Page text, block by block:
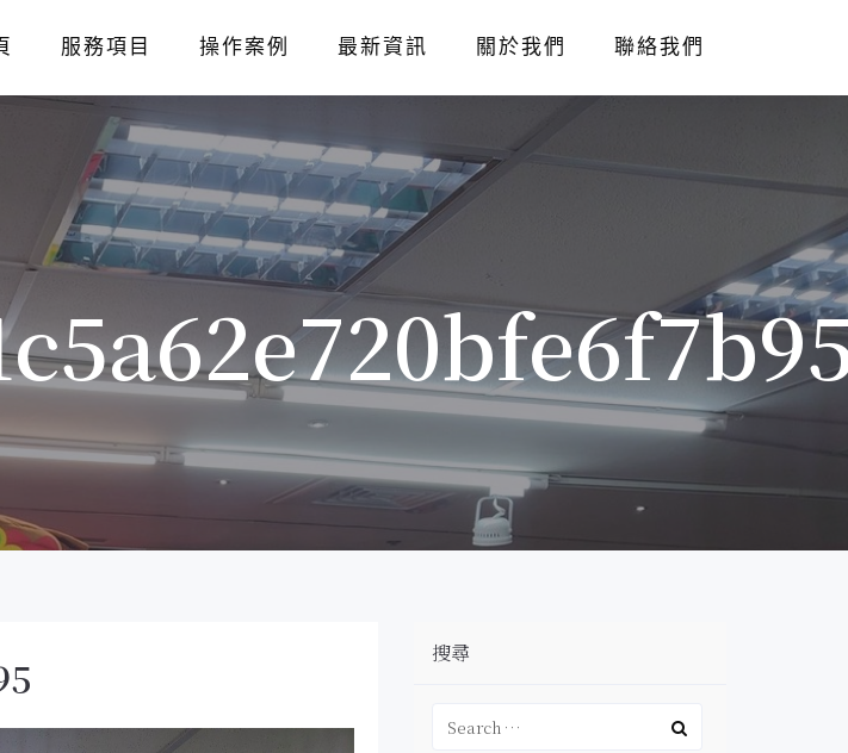
服務項目 操作案例 最新資訊 關於我們 聯絡我們
搜尋